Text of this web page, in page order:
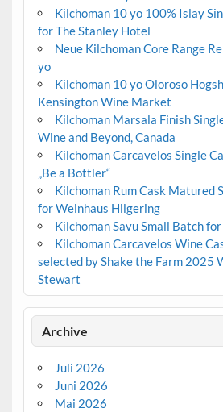
Kilchoman 10 yo 100% Islay
for The Stanley Hotel
Neue Kilchoman Core Range
yo
Kilchoman 10 yo Oloroso
Kensington Wine Market
Kilchoman Marsala Finish
Wine and Beyond, Canada
Kilchoman Carcavelos Single
„Be a Bottler“
Kilchoman Rum Cask Matured
for Weinhaus Hilgering
Kilchoman Savu Small Batch
Kilchoman Carcavelos Wine
selected by Shake the Farm 2025
Stewart
Archive
Juli 2026
Juni 2026
Mai 2026